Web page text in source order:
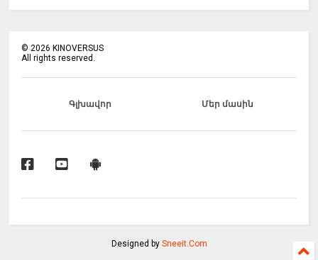
© 2026 KINOVERSUS
All rights reserved.
Գլխավոր Մեր մասին
Designed by Sneeit.Com